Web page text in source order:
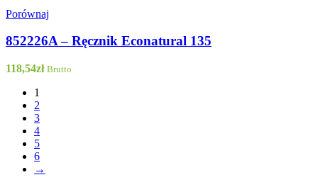
Porównaj
852226A – Ręcznik Econatural 135
118,54zł Brutto
1
2
3
4
5
6
→